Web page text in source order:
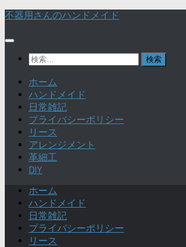
不器用さんのハンドメイド
検
ホーム
ハンドメイド
日常雑記
プライバシーポリシー
リース
アレンジメント
革細工
DIY
ホーム
ハンドメイド
日常雑記
プライバシーポリシー
リース